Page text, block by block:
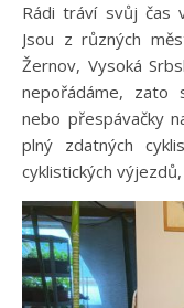
Rádi tráví svůj čas
Jsou z různých
Žernov, Vysoká
nepořádáme, zato
nebo přespávačky
plný zdatných
cyklistických